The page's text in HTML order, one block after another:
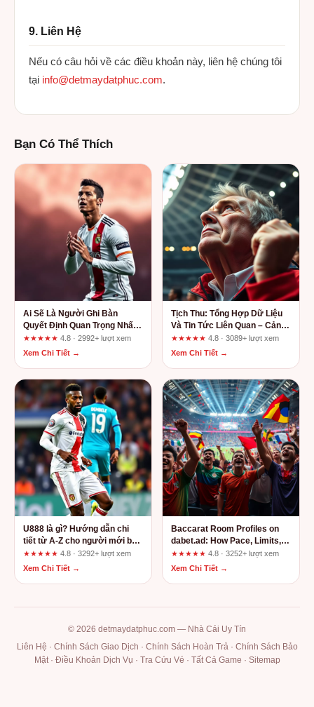
9. Liên Hệ
Nếu có câu hỏi về các điều khoản này, liên hệ chúng tôi
tại info@detmaydatphuc.com.
Bạn Có Thể Thích
Ai Sẽ Là Người Ghi Bàn
Quyết Định Quan Trọng Nhất
Của Cả Giải Đấu?
★★★★★ 4.8 · 2992+ lượt xem
Xem Chi Tiết →
Tịch Thu: Tổng Hợp Dữ Liệu
Và Tin Tức Liên Quan – Cảnh
Báo Cho Chủ Website Nhỏ
★★★★★ 4.8 · 3089+ lượt xem
Xem Chi Tiết →
U888 là gì? Hướng dẫn chi
tiết từ A-Z cho người mới bắt
đầu
★★★★★ 4.8 · 3292+ lượt xem
Xem Chi Tiết →
Baccarat Room Profiles on
dabet.ad: How Pace, Limits,
and Dealer Presentation
Compare
★★★★★ 4.8 · 3252+ lượt xem
Xem Chi Tiết →
© 2026 detmaydatphuc.com — Nhà Cái Uy Tín
Liên Hệ · Chính Sách Giao Dịch · Chính Sách Hoàn Trả· Chính Sách Bảo
Mật· Điều Khoản Dịch Vụ · Tra Cứu Vé · Tất Cả Game · Sitemap